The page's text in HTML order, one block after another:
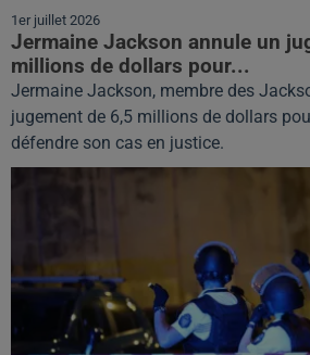
1er juillet 2026
Jermaine Jackson annule un
millions de dollars pour...
Jermaine Jackson, membre des
jugement de 6,5 millions de dollars
défendre son cas en justice.